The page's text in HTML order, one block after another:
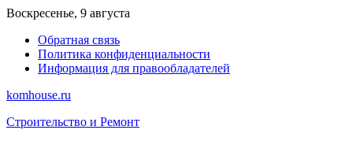
Перейти
содержимому
Воскресенье, 9 августа
Обратная связь
Политика конфиденциальности
Информация для правообладателей
komhouse.ru
Строительство и Ремонт